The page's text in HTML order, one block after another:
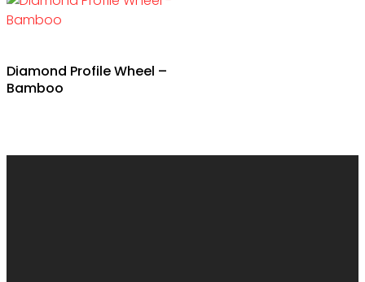
Diamond Profile Wheel –
Bamboo